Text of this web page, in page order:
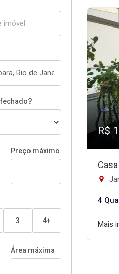
Preço máximo
3 4+
Área máxima
R$
4
Mais